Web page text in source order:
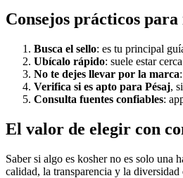
Consejos prácticos
Busca el sello: es tu principal
Ubícalo rápido: suele estar
No te dejes llevar por la marca
Verifica si es apto para Pésaj,
Consulta fuentes confiables:
El valor de elegir con
Saber si algo es kosher no es solo una
calidad, la transparencia y la diversidad